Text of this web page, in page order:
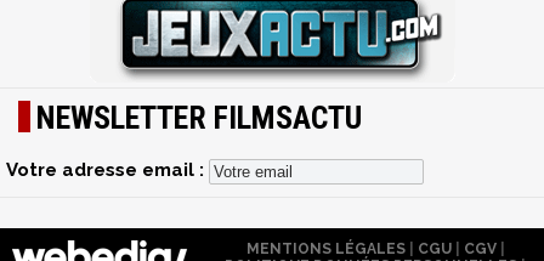
NEWSLETTER FILMSACTU
Votre adresse email :
MENTIONS LÉGALES| CGU| CGV|